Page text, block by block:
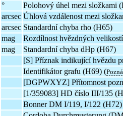
°
Polohový úhel mezi složkami
arcsec Úhlová vzdálenost mezi
arcsec Standardní chyba rho (H65)
mag
Rozdílnost hvězdných
mag
Standardní chyba dHp (H67)
[S] Příznak indikující hvězdu
Identifikátor grafu (H69) (
[DGPWXYZ] Přítomnost
[1/359083] HD číslo III/135
Bonner DM I/119, I/122 (H72)